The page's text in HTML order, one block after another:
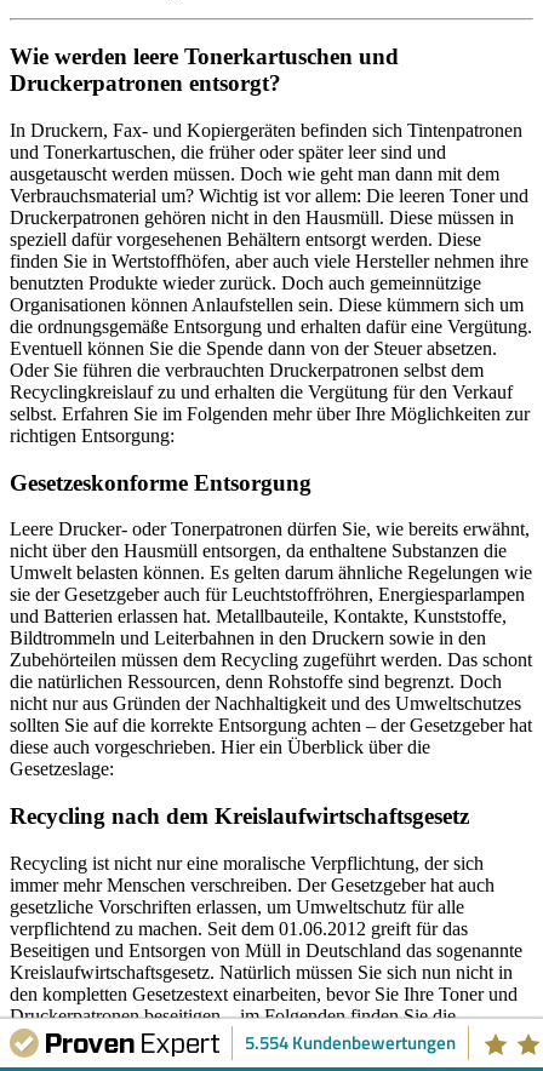
Wie werden leere Tonerkartuschen und
Druckerpatronen entsorgt?
In Druckern, Fax- und Kopiergeräten befinden sich Tintenpatronen
und Tonerkartuschen, die früher oder später leer sind und
ausgetauscht werden müssen. Doch wie geht man dann mit dem
Verbrauchsmaterial um? Wichtig ist vor allem: Die leeren Toner und
Druckerpatronen gehören nicht in den Hausmüll. Diese müssen in
speziell dafür vorgesehenen Behältern entsorgt werden. Diese
finden Sie in Wertstoffhöfen, aber auch viele Hersteller nehmen ihre
benutzten Produkte wieder zurück. Doch auch gemeinnützige
Organisationen können Anlaufstellen sein. Diese kümmern sich um
die ordnungsgemäße Entsorgung und erhalten dafür eine Vergütung.
Eventuell können Sie die Spende dann von der Steuer absetzen.
Oder Sie führen die verbrauchten Druckerpatronen selbst dem
Recyclingkreislauf zu und erhalten die Vergütung für den Verkauf
selbst. Erfahren Sie im Folgenden mehr über Ihre Möglichkeiten zur
richtigen Entsorgung:
Gesetzeskonforme Entsorgung
Leere Drucker- oder Tonerpatronen dürfen Sie, wie bereits erwähnt,
nicht über den Hausmüll entsorgen, da enthaltene Substanzen die
Umwelt belasten können. Es gelten darum ähnliche Regelungen wie
sie der Gesetzgeber auch für Leuchtstoffröhren, Energiesparlampen
und Batterien erlassen hat. Metallbauteile, Kontakte, Kunststoffe,
Bildtrommeln und Leiterbahnen in den Druckern sowie in den
Zubehörteilen müssen dem Recycling zugeführt werden. Das schont
die natürlichen Ressourcen, denn Rohstoffe sind begrenzt. Doch
nicht nur aus Gründen der Nachhaltigkeit und des Umweltschutzes
sollten Sie auf die korrekte Entsorgung achten – der Gesetzgeber hat
diese auch vorgeschrieben. Hier ein Überblick über die
Gesetzeslage:
Recycling nach dem Kreislaufwirtschaftsgesetz
Recycling ist nicht nur eine moralische Verpflichtung, der sich
immer mehr Menschen verschreiben. Der Gesetzgeber hat auch
gesetzliche Vorschriften erlassen, um Umweltschutz für alle
verpflichtend zu machen. Seit dem 01.06.2012 greift für das
Beseitigen und Entsorgen von Müll in Deutschland das sogenannte
Kreislaufwirtschaftsgesetz. Natürlich müssen Sie sich nun nicht in
den kompletten Gesetzestext einarbeiten, bevor Sie Ihre Toner und
Druckerpatronen beseitigen – im Folgenden finden Sie die
relevanten Stellen:
5.554 Kundenbewertungen